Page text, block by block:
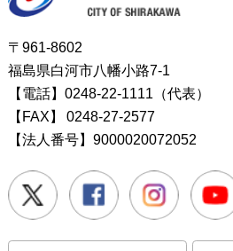
〒961-8602
福島県白河市八幡小路7-1
【電話】0248-22-1111（代表）
【FAX】
0248-27-2577
【法人番号】9000020072052
Twitter Facebook